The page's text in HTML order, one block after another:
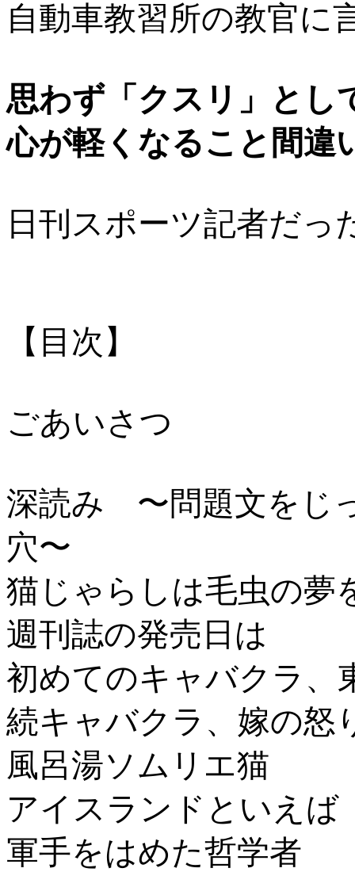
自動車教習所の教官に
思わず「クスリ」とし
心が軽くなること間違
日刊スポーツ記者だっ
【目次】
ごあいさつ
深読み 〜問題文をじ
穴〜
猫じゃらしは毛虫の夢
週刊誌の発売日は
初めてのキャバクラ、
続キャバクラ、嫁の怒
風呂湯ソムリエ猫
アイスランドといえば
軍手をはめた哲学者